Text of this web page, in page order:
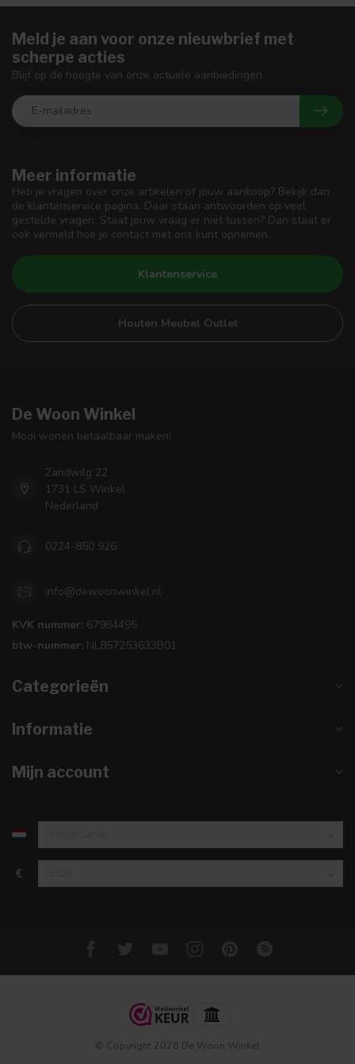
Meer informatie
Heb je vragen over onze artikelen of jouw aankoop? Bekijk dan
de klantenservice pagina. Daar staan antwoorden op veel
gestelde vragen. Staat jouw vraag er niet tussen? Dan staat er
ook vermeld hoe je contact met ons kunt opnemen.
Klantenservice
Houten Meubel Outlet
Meld je aan voor onze nieuwbrief met
scherpe acties
Blijf op de hoogte van onze actuele aanbiedingen
De Woon Winkel
Mooi wonen betaalbaar maken!
Zandwilg 22
1731 LS Winkel
Nederland
0224-850 926
info@dewoonwinkel.nl
KVK nummer: 67984495
btw-nummer: NL857253633B01
Categorieën
Informatie
Mijn account
€
© Copyright 2026 De Woon Winkel